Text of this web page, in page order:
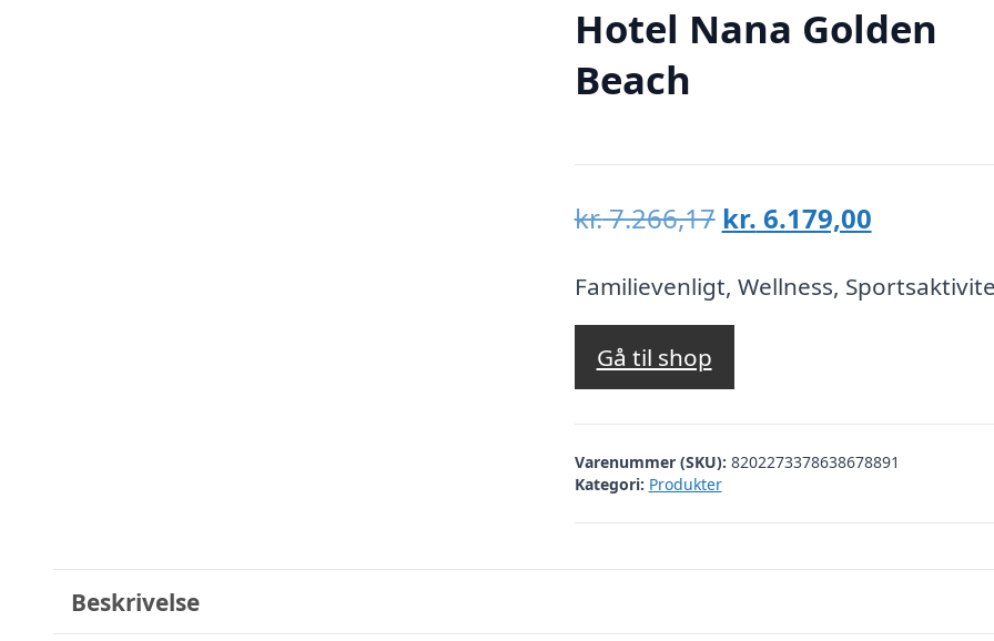
Hotel Nana Golden
Beach
kr.7.266,17 Den
pris
var:
kr. 6.179,00Den
pris
Familievenligt, Wellness,
Gå til shop
Varenummer (SKU): 8202273378638678891
Kategori: Produkter
Beskrivelse